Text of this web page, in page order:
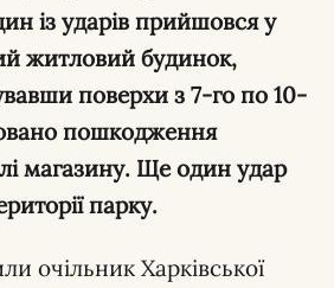
із ударів прийшовся у
житловий будинок,
поверхи з 7-го по 10-
пошкодження
магазину. Ще один удар
парку.
очільник Харківської